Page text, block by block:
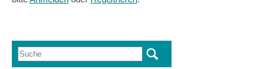
Suchformular
Suche